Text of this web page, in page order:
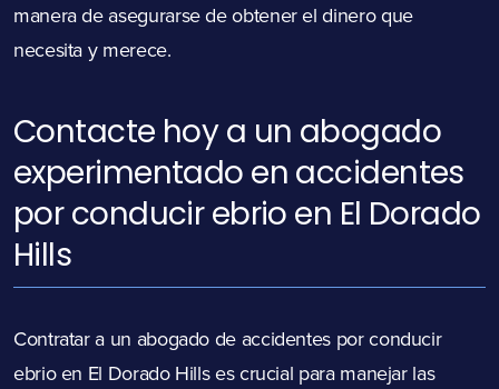
manera de asegurarse de obtener el dinero que
necesita y merece.
Contacte hoy a un abogado
experimentado en accidentes
por conducir ebrio en El Dorado
Hills
Contratar a un abogado de accidentes por conducir
ebrio en El Dorado Hills es crucial para manejar las